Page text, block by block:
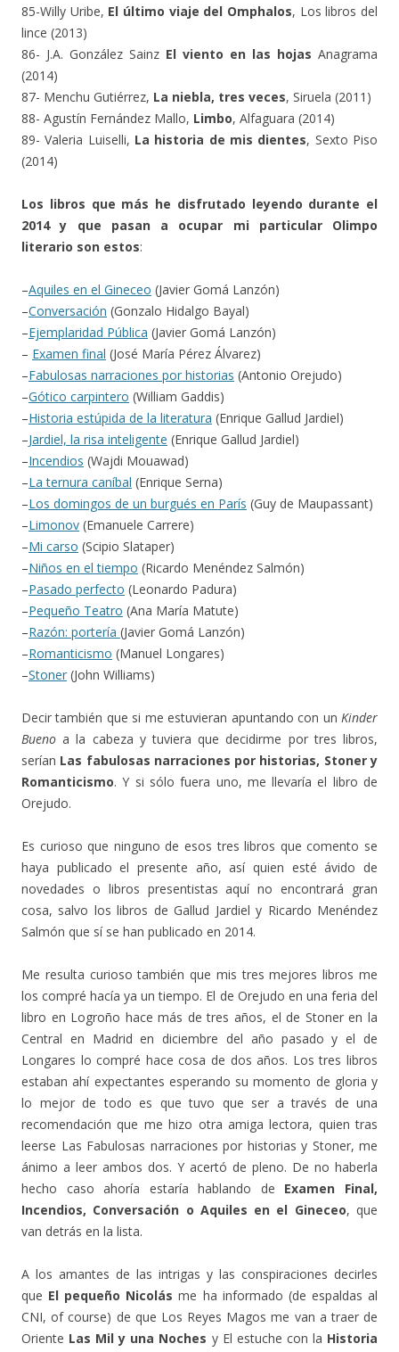
85-Willy Uribe, El último viaje del Omphalos, Los libros del
lince (2013)
86- J.A. González Sainz El viento en las hojas Anagrama
(2014)
87- Menchu Gutiérrez, La niebla, tres veces, Siruela (2011)
88- Agustín Fernández Mallo, Limbo, Alfaguara (2014)
89- Valeria Luiselli, La historia de mis dientes, Sexto Piso
(2014)
Los libros que más he disfrutado leyendo durante el
2014 y que pasan a ocupar mi particular Olimpo
literario son estos:
–Aquiles en el Gineceo (Javier Gomá Lanzón)
–Conversación (Gonzalo Hidalgo Bayal)
–Ejemplaridad Pública (Javier Gomá Lanzón)
– Examen final (José María Pérez Álvarez)
–Fabulosas narraciones por historias (Antonio Orejudo)
–Gótico carpintero (William Gaddis)
–Historia estúpida de la literatura (Enrique Gallud Jardiel)
–Jardiel, la risa inteligente (Enrique Gallud Jardiel)
–Incendios (Wajdi Mouawad)
–La ternura caníbal (Enrique Serna)
–Los domingos de un burgués en París (Guy de Maupassant)
–Limonov (Emanuele Carrere)
–Mi carso (Scipio Slataper)
–Niños en el tiempo (Ricardo Menéndez Salmón)
–Pasado perfecto (Leonardo Padura)
–Pequeño Teatro (Ana María Matute)
–Razón: portería (Javier Gomá Lanzón)
–Romanticismo (Manuel Longares)
–Stoner (John Williams)
Decir también que si me estuvieran apuntando con un Kinder
Bueno a la cabeza y tuviera que decidirme por tres libros,
serían Las fabulosas narraciones por historias, Stoner y
Romanticismo. Y si sólo fuera uno, me llevaría el libro de
Orejudo.
Es curioso que ninguno de esos tres libros que comento se
haya publicado el presente año, así quien esté ávido de
novedades o libros presentistas aquí no encontrará gran
cosa, salvo los libros de Gallud Jardiel y Ricardo Menéndez
Salmón que sí se han publicado en 2014.
Me resulta curioso también que mis tres mejores libros me
los compré hacía ya un tiempo. El de Orejudo en una feria del
libro en Logroño hace más de tres años, el de Stoner en la
Central en Madrid en diciembre del año pasado y el de
Longares lo compré hace cosa de dos años. Los tres libros
estaban ahí expectantes esperando su momento de gloria y
lo mejor de todo es que tuvo que ser a través de una
recomendación que me hizo otra amiga lectora, quien tras
leerse Las Fabulosas narraciones por historias y Stoner, me
ánimo a leer ambos dos. Y acertó de pleno. De no haberla
hecho caso ahoría estaría hablando de Examen Final,
Incendios, Conversación o Aquiles en el Gineceo, que
van detrás en la lista.
A los amantes de las intrigas y las conspiraciones decirles
que El pequeño Nicolás me ha informado (de espaldas al
CNI, of course) de que Los Reyes Magos me van a traer de
Oriente Las Mil y una Noches y El estuche con la Historia